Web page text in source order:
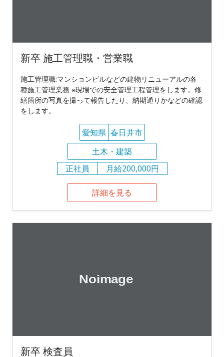
新卒 施工管理職・営業職
施工管理職:マンションビルなどの建物リニューアルの各
種施工管理業務 ※現場での安全管理工程管理をします。修
繕箇所の写真を撮って報告したり、納期通りかなどの確認
をします。
愛知県 春日井市
土木・建築
正社員
月給200,000円
詳細を見る
新卒 検査員